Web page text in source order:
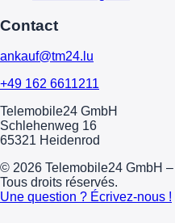
Contact
ankauf@tm24.lu
+49 162 6611211
Telemobile24 GmbH
Schlehenweg 16
65321 Heidenrod
© 2026 Telemobile24 GmbH
Tous droits réservés.
Une question ? Écrivez-nous !